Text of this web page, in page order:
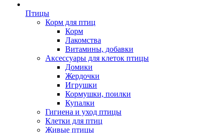
Птицы
Корм для птиц
Корм
Лакомства
Витамины, добавки
Аксессуары для клеток птицы
Домики
Жердочки
Игрушки
Кормушки, поилки
Купалки
Гигиена и уход птицы
Клетки для птиц
Живые птицы